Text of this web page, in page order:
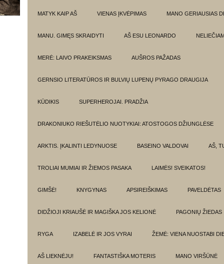
MATYK KAIP AŠ VIENAS ĮKVĖPIMAS MANO GERIAUSIAS
MANU. GIMĘS SKRAIDYTI AŠ ESU LEONARDO
MERĖ: LAIVO PRAKEIKSMAS AUŠROS PAŽADAS
GERNSIO LITERATŪROS IR BULVIŲ LUPENŲ PYRAGO DRAUGIJA
KŪDIKIS SUPERHEROJAI. PRADŽIA
DRAKONIUKO RIEŠUTĖLIO NUOTYKIAI: ATOSTOGOS DŽIUNGLĖSE
ARKTIS. ĮKALINTI LEDYNUOSE BASEINO VALDOVAI AŠ,
TROLIAI MUMIAI IR ŽIEMOS PASAKA LAIMĖS! SVEIKATOS!
GIMŠĖ! KNYGYNAS APSIREIŠKIMAS PAVELDĖTAS
DIDŽIOJI KRIAUŠĖ IR MAGIŠKA JOS KELIONĖ PAGONIŲ ŽIEDAS
RYGA IZABELĖ IR JOS VYRAI ŽEMĖ: VIENA NUOSTABI
AŠ LIEKNĖJU! FANTASTIŠKA MOTERIS MANO VIRŠŪNĖ